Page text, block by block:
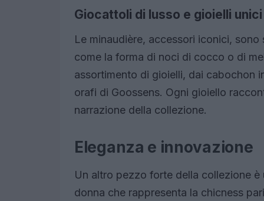
Giocattoli di lusso e gioielli unici
Le minaudière, accessori iconici,
come la forma di noci di cocco o di
assortimento di gioielli, dai cabochon
orafi di Goossens. Ogni gioiello
narrazione della collezione.
Eleganza e innovazione
Un altro pezzo forte della collezione
donna che rappresenta la chicness